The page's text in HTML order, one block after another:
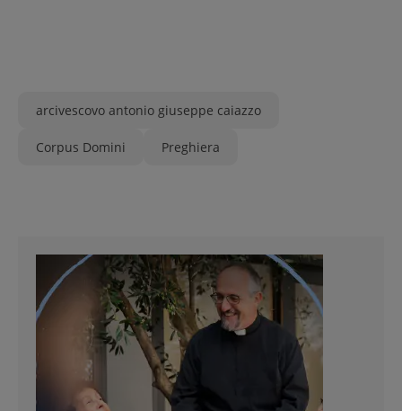
arcivescovo antonio giuseppe caiazzo
Corpus Domini Preghiera